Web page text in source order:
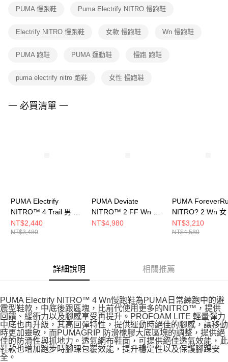
客戶支援中心」https://netprotections.freshdesk.com/support/home
１．透過由恩沛科技股份有限公司提供之「AFTEE先享後付」服務完成之交
權轉讓予恩沛科技股份有限公司。
３．未成年的使用者請事先徵得法定代理人或監護人之同意方可使用
４．使用「AFTEE先享後付」時，將依據個別帳號之用戶狀況，依本公司即
PUMA 慢跑鞋 Puma Electrify NITRO 慢跑鞋
Electrify NITRO 慢跑鞋 女款 慢跑鞋 Wn 慢跑鞋
PUMA 跑鞋 PUMA 運動鞋 慢跑 跑鞋
puma electrify nitro 跑鞋 女性 慢跑鞋
一 必買清單 一
PUMA Electrify
NITRO™ 4 Trail 男 慢
跑鞋 31079101
NT$2,440
NT$3,480
PUMA Deviate
NITRO™ 2 FF Wn 女
慢跑鞋 30969801
NT$4,980
PUMA
NITRO? 2 Wn
鞋 31047122
NT$3,210
NT$4,580
詳細說明 相關推薦
PUMA Electrify NITRO™ 4 Wn慢跑鞋為PUMA日常練跑中的避
震型鞋款，中底後跟區塊，比前代使用更多的NITRO™，提供
回饋、緩衝力以及腳感享受再提升。PROFOAM LITE 輕量彈力
中底也再升級，其高回彈特性，提供運動時絕佳的腳感，讓移動
時更加靈敏，而PUMAGRIP 防滑橡膠大底區塊的調整，提供絕
佳的防滑性與抓地力。透氣網布鞋面，可提供絕佳透氣效能，此
鞋款也增加跑步時腳踝包覆效能，提升穩定性以及保護腳踝安
全。